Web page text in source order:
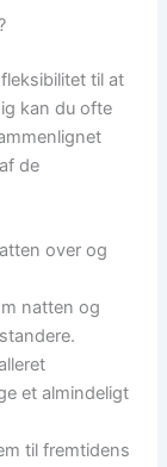
til at
kan du ofte
de
over og
natten og
et almindeligt
til fremtidens